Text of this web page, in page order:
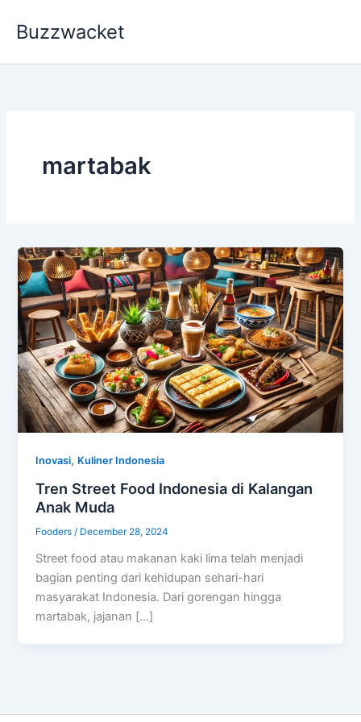
Buzzwacket
martabak
Inovasi, Kuliner Indonesia
Tren Street Food Indonesia di Kalangan
Anak Muda
Fooders/ December 28, 2024
Street food atau makanan kaki lima telah menjadi
bagian penting dari kehidupan sehari-hari
masyarakat Indonesia. Dari gorengan hingga
martabak, jajanan […]